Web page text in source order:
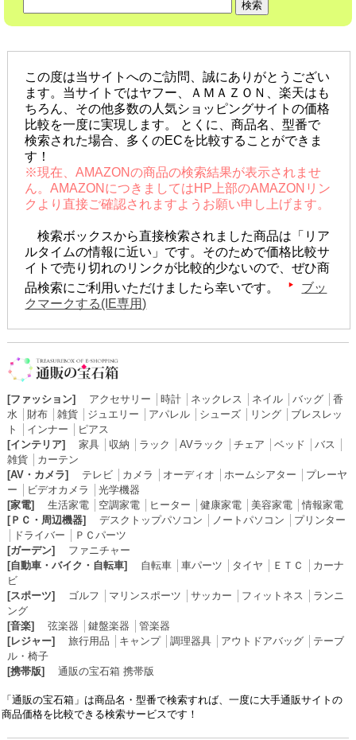
この度は当サイトへのご訪問、誠にありがとうござい
ます。当サイトではヤフー、ＡＭＡＺＯＮ、楽天はも
ちろん、その他多数の人気ショッピングサイトの価格
比較を一度に実現します。 とくに、商品名、型番で
検索された場合、多くのECを比較することができま
す！
※現在、AMAZONの商品の検索結果が表示されませ
ん。AMAZONにつきましてはHP上部のAMAZONリン
クより直接ご確認されますようお願い申し上げます。
検索ボックスから直接検索されました商品は「リア
ルタイムの情報に近い」です。そのためで価格比較サ
イトで売り切れのリンクが比較的少ないので、ぜひ商
品検索にご利用いただけましたら幸いです。
ブッ
クマークする(IE専用)
[ファッション] アクセサリー 時計│ ネックレス ネイル│ バッグ│ 香
水
財布│ 雑貨│ ジュエリー アパレル│ シューズ│ リング│ ブレスレッ
ト
インナー
ピアス
[インテリア]
家具│ 収納 ラック AVラック チェア ベッド バス
雑貨│ カーテン
[AV・カメラ]
テレビ│ カメラ オーディオ ホームシアター
プレーヤ
ー
ビデオカメラ
光学機器
[家電]
生活家電│ 空調家電│ ヒーター 健康家電│ 美容家電│情報家電
[ＰＣ・周辺機器]
デスクトップパソコン ノートパソコン
プリンター
ドライバー
ＰＣパーツ
[ガーデン]
ファニチャー
[自動車・バイク・自転車]
自転車│ 車パーツ タイヤ ＥＴＣ
カーナ
ビ
[スポーツ]
ゴルフ マリンスポーツ サッカー フィットネス
ランニ
ング
[音楽]
弦楽器 鍵盤楽器
管楽器
[レジャー]
旅行用品 キャンプ│ 調理器具│ アウトドアバッグ│ テーブ
ル・椅子
[携帯版]
通販の宝石箱 携帯版
「通販の宝石箱」は商品名・型番で検索すれば、一度に大手通販サイトの
商品価格を比較できる検索サービスです！